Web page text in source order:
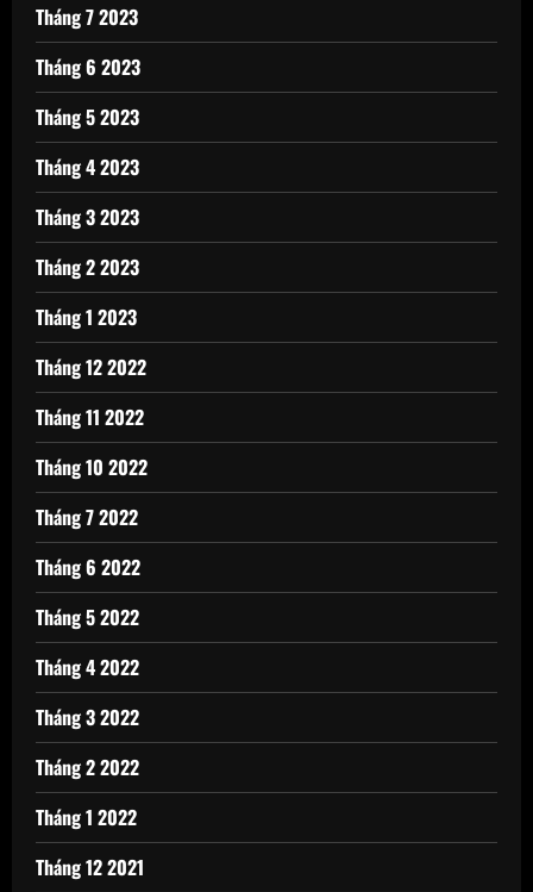
Tháng 7 2023
Tháng 6 2023
Tháng 5 2023
Tháng 4 2023
Tháng 3 2023
Tháng 2 2023
Tháng 1 2023
Tháng 12 2022
Tháng 11 2022
Tháng 10 2022
Tháng 7 2022
Tháng 6 2022
Tháng 5 2022
Tháng 4 2022
Tháng 3 2022
Tháng 2 2022
Tháng 1 2022
Tháng 12 2021